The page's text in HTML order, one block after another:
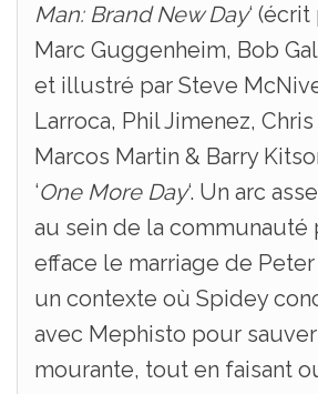
Man: Brand New Day‘
Marc Guggenheim, Bob
et illustré par Steve
Larroca, Phil Jimenez, Chris
Marcos Martin & Barry
‘One More Day‘. Un arc
au sein de la communauté
efface le marriage de Peter
un contexte où Spidey
avec Mephisto pour
mourante, tout en faisant